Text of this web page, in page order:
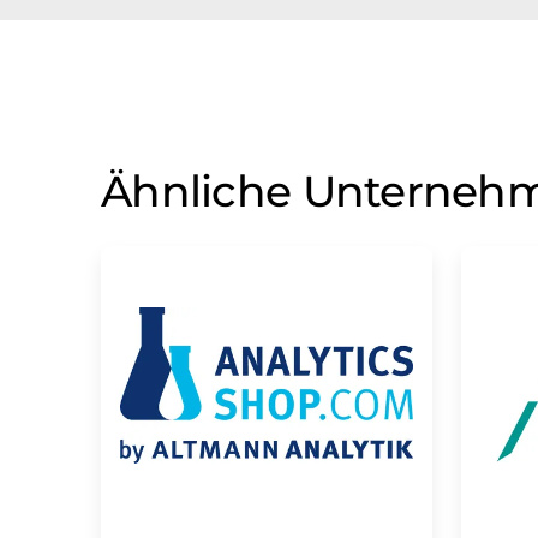
Ähnliche